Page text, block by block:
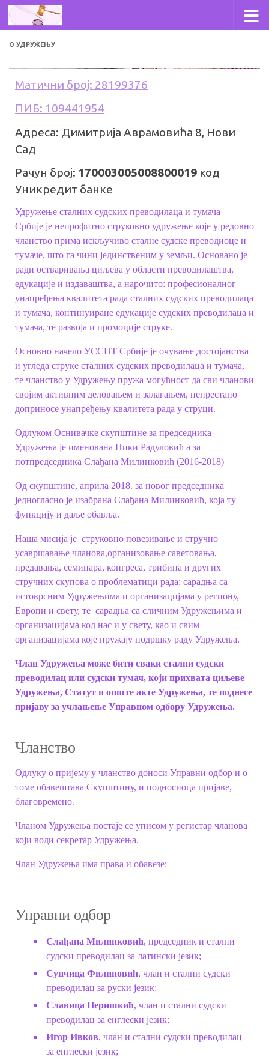
Skip to content
О УДРУЖЕЊУ
Матични број: 28199376
ПИБ: 109441954
Адреса: Димитрија Аврамовића 8, Нови
Сад
Рачун број: 170003005008800019 код
Уникредит банке
Удружење сталних судских преводилаца и тумача
Србије је непрофитно струковно удружење које у редовно
чланство прима искључиво сталне судске преводиоце и
тумаче, што га чини јединственим у земљи. Основано је
ради остваривања циљева у области преводилаштва,
едукације и издаваштва, а нарочито: професионалног
унапређења квалитета рада сталних судских преводилаца
и тумача, континуиране едукације судских преводилаца и
тумача, те развоја и промоције струке.
Основно начело УССПТ Србије је очување достојанства
и угледа струке сталних судских преводилаца и тумача,
те чланство у Удружењу пружа могућност да сви чланови
својим активним деловањем и залагањем, непрестано
доприносе унапређењу квалитета рада у струци.
Одлуком Оснивачке скупштине за председника
Удружења је именована Ники Радуловић а за
потпредседника Слађана Милинковић (2016-2018)
Од скупштине, априла 2018. за новог председника
једногласно је изабрана Слађана Милинковић, која ту
функцију и даље обавља.
Наша мисија је струковно повезивање и стручно
усавршавање чланова,организовање саветовања,
предавања, семинара, конгреса, трибина и других
стручних скупова о проблематици рада; сарадња са
истоврсним Удружењима и организацијама у региону,
Европи и свету, те сарадња са сличним Удружењима и
организацијама код нас и у свету, као и свим
организацијама које пружају подршку раду Удружења.
Члан Удружења може бити сваки стални судски
преводилац или судски тумач, који прихвата циљеве
Удружења, Статут и опште акте Удружења, те поднесе
пријаву за учлањење Управном одбору Удружења.
Чланство
Одлуку о пријему у чланство доноси Управни одбор и о
томе обавештава Скупштину, и подносиоца пријаве,
благовремено.
Чланом Удружења постаје се уписом у регистар чланова
који води секретар Удружења.
Члан Удружења има права и обавезе:
Управни одбор
Слађана Милинковић, председник и стални
судски преводилац за латински језик;
Сунчица Филиповић, члан и стални судски
преводилац за руски језик;
Славица Перишкић, члан и стални судски
преводилац за енглески језик;
Игор Ивков, члан и стални судски преводилац
за енглески језик;